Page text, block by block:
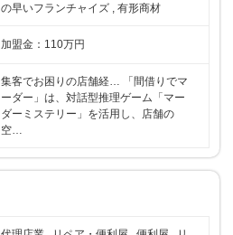
の早いフランチャイズ , 有形商材
加盟金：110万円
集客でお困りの店舗経… 「間借りでマ
ーダー」は、対話型推理ゲーム「マー
ダーミステリー」を活用し、店舗の
空…